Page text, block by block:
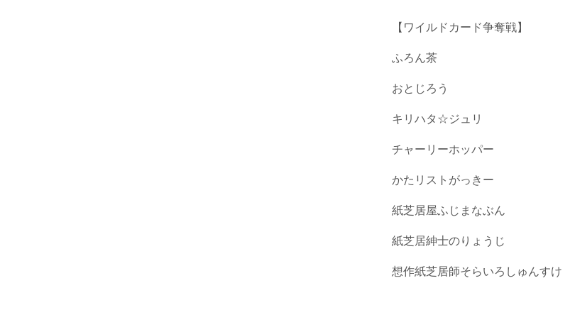
【ワイルドカード争奪戦】
ふろん茶
おとじろう
キリハタ☆ジュリ
チャーリーホッパー
かたリストがっきー
紙芝居屋ふじまなぶん
紙芝居紳士のりょうじ
想作紙芝居師そらいろしゅんすけ